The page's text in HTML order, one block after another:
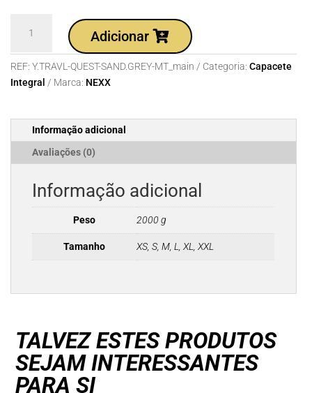
Capacete
NEXX
Y.TRAVL
SAND.GREY
Adicionar
REF: Y.TRAVL-QUEST-SAND.GREY-MT_main Categoria: Capacete
Integral
Marca: NEXX
Informação adicional
Avaliações (0)
Informação adicional
Peso 2000 g
Tamanho XS, S, M, L, XL, XXL
TALVEZ ESTES PRODUTOS
SEJAM INTERESSANTES
PARA SI